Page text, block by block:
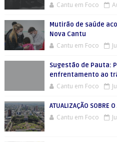
Cantu em Foco
Mutirão de saúde
Nova Cantu
Cantu em Foco
Sugestão de Pauta:
enfrentamento ao
Cantu em Foco
ATUALIZAÇÃO SOBRE
Cantu em Foco